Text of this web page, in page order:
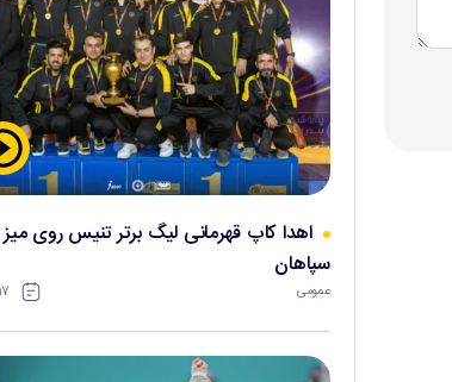
اهدا کاپ قهرمانی لیگ برتر تنیس روی میز
سپاهان
عمومی